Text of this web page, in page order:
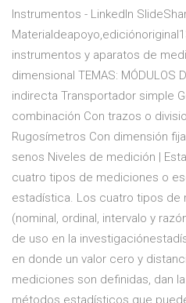
Instrumentos - LinkedIn
instrumentos y aparatos de
dimensional TEMAS: MÓDULOS
indirecta Transportador simple
combinación Con trazos o
Rugosímetros Con dimensión
senos Niveles de medición |
cuatro tipos de mediciones o
estadística. Los cuatro tipos de
(nominal, ordinal, intervalo y
de uso en la
en donde un valor cero y
mediciones son definidas, dan